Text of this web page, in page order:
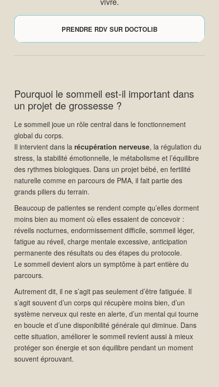
PRENDRE RDV SUR DOCTOLIB
Pourquoi le sommeil est-il important dans
un projet de grossesse ?
Le sommeil joue un rôle central dans le fonctionnement
global du corps.
Il intervient dans la récupération nerveuse, la régulation du
stress, la stabilité émotionnelle, le métabolisme et l’équilibre
des rythmes biologiques. Dans un projet bébé, en fertilité
naturelle comme en parcours de PMA, il fait partie des
grands piliers du terrain.
Beaucoup de patientes se rendent compte qu’elles dorment
moins bien au moment où elles essaient de concevoir :
réveils nocturnes, endormissement difficile, sommeil léger,
fatigue au réveil, charge mentale excessive, anticipation
permanente des résultats ou des étapes du protocole.
Le sommeil devient alors un symptôme à part entière du
parcours.
Autrement dit, il ne s’agit pas seulement d’être fatiguée. Il
s’agit souvent d’un corps qui récupère moins bien, d’un
système nerveux qui reste en alerte, d’un mental qui tourne
en boucle et d’une disponibilité générale qui diminue. Dans
cette situation, améliorer le sommeil revient aussi à mieux
protéger son énergie et son équilibre pendant un moment
souvent éprouvant.